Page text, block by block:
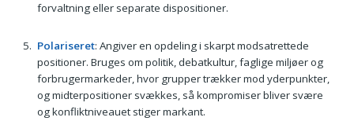
forvaltning eller separate dispositioner.
Polariseret: Angiver en opdeling i skarpt modsatrettede
positioner. Bruges om politik, debatkultur, faglige miljøer og
forbrugermarkeder, hvor grupper trækker mod yderpunkter,
og midterpositioner svækkes, så kompromiser bliver svære
og konfliktniveauet stiger markant.